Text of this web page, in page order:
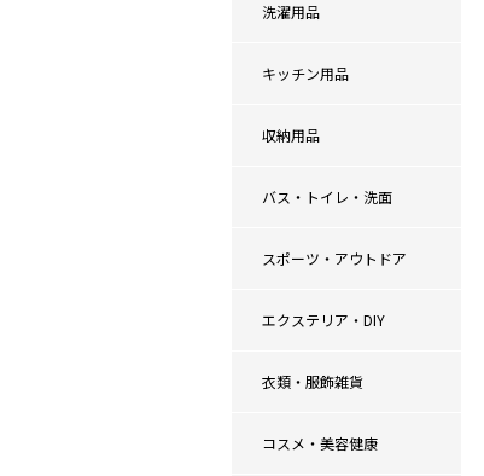
洗濯用品
キッチン用品
収納用品
バス・トイレ・洗面
スポーツ・アウトドア
エクステリア・DIY
衣類・服飾雑貨
コスメ・美容健康